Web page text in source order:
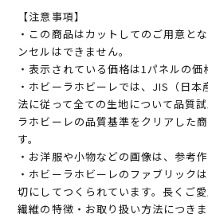
【注意事項】
・この商品はカットしてのご用意と
ンセルはできません。
・表示されている価格は1パネルの価
・ホビーラホビーレでは、JIS（日
法に従って全ての生地について品質
ラホビーレの品質基準をクリアした
す。
・お洋服や小物などの画像は、参考作
・ホビーラホビーレのファブリック
切にしてつくられています。長くご
繊維の特徴・お取り扱い方法につき